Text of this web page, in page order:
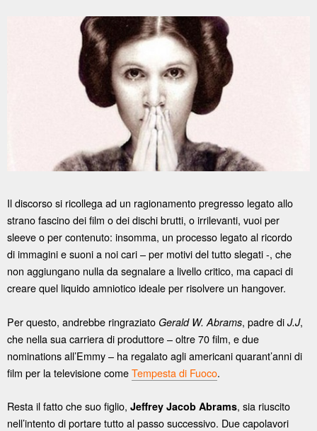
Il discorso si ricollega ad un ragionamento pregresso legato allo
strano fascino dei film o dei dischi brutti, o irrilevanti, vuoi per
sleeve o per contenuto: insomma, un processo legato al ricordo
di immagini e suoni a noi cari – per motivi del tutto slegati -, che
non aggiungano nulla da segnalare a livello critico, ma capaci di
creare quel liquido amniotico ideale per risolvere un hangover.
Per questo, andrebbe ringraziato Gerald W. Abrams, padre di J.J,
che nella sua carriera di produttore – oltre 70 film, e due
nominations all’Emmy – ha regalato agli americani quarant’anni di
film per la televisione comeTempesta di Fuoco.
Resta il fatto che suo figlio, Jeffrey Jacob Abrams, sia riuscito
nell’intento di portare tutto al passo successivo. Due capolavori